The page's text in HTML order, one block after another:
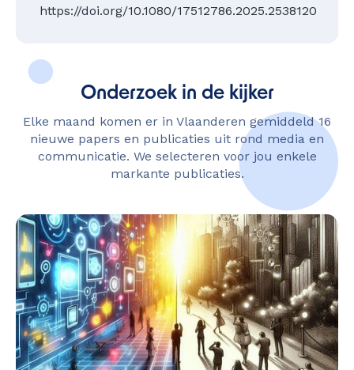
https://doi.org/10.1080/17512786.2025.2538120
Onderzoek in de kijker
Elke maand komen er in Vlaanderen gemiddeld 16
nieuwe papers en publicaties uit rond media en
communicatie. We selecteren voor jou enkele
markante publicaties.